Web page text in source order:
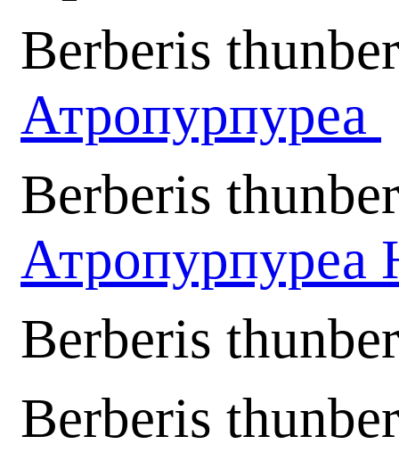
Berberis
Атропурпуреа
Berberis
Атропурпуреа
Berberis
Berberis